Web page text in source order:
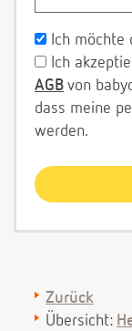
Ich möchte
Ich
AGB von
dass meine
werden.
Zurück
Übersicht: